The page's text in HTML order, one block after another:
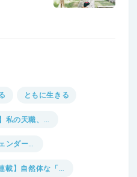
ともに生きる
【連載】私の天職、見つけました。
【連載】ジェンダーのmado
【連載】自然体な「自己表現」に向き合う